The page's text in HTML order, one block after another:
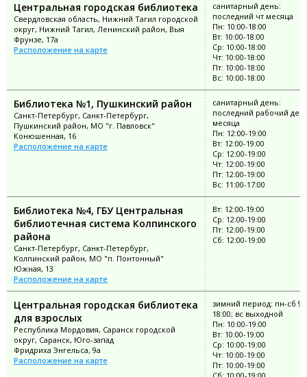
Центральная городская библиотека
Свердловская область, Нижний Тагил городской
округ, Нижний Тагил, Ленинский район, Выя
Фрунзе, 17а
Расположение на карте
санитарный день:
последний чт месяца
Пн: 10:00-18:00
Вт: 10:00-18:00
Ср: 10:00-18:00
Чт: 10:00-18:00
Пт: 10:00-18:00
Вс: 10:00-18:00
Библиотека №1, Пушкинский район
Санкт-Петербург, Санкт-Петербург,
Пушкинский район, МО "г. Павловск"
Конюшенная, 16
Расположение на карте
санитарный день:
последний рабочий
месяца
Пн: 12:00-19:00
Вт: 12:00-19:00
Ср: 12:00-19:00
Чт: 12:00-19:00
Пт: 12:00-19:00
Вс: 11:00-17:00
Библиотека №4, ГБУ Центральная
библиотечная система Колпинского
района
Санкт-Петербург, Санкт-Петербург,
Колпинский район, МО "п. Понтонный"
Южная, 13
Расположение на карте
Вт: 12:00-19:00
Ср: 12:00-19:00
Пт: 12:00-19:00
Сб: 12:00-19:00
Центральная городская библиотека
для взрослых
Республика Мордовия, Саранск городской
округ, Саранск, Юго-запад
Фридриха Энгельса, 9а
Расположение на карте
зимний период: пн-сб
18:00; вс выходной
Пн: 10:00-19:00
Вт: 10:00-19:00
Ср: 10:00-19:00
Чт: 10:00-19:00
Пт: 10:00-19:00